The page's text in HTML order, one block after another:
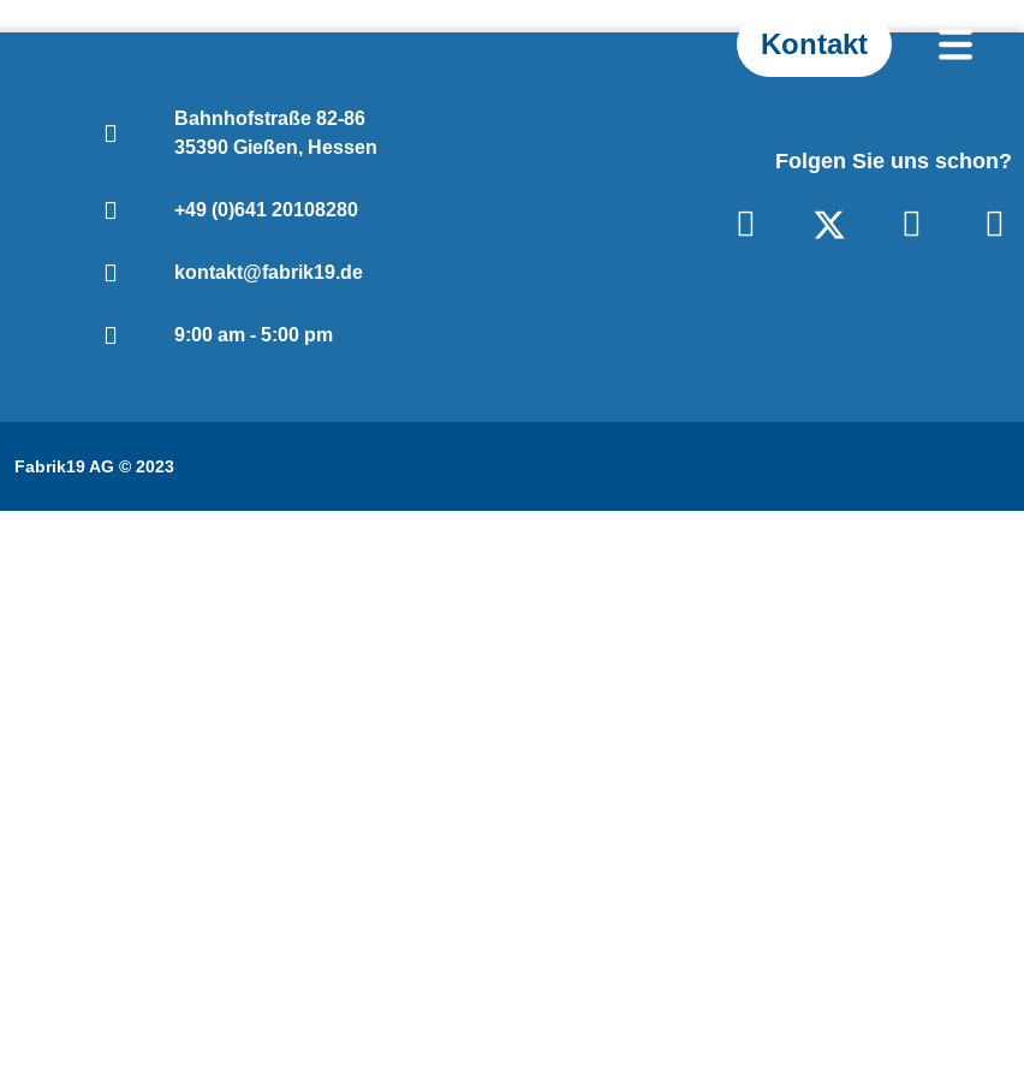
Kontakt
Bahnhofstraße 82-86
35390 Gießen, Hessen
+49 (0)641 20108280
kontakt@fabrik19.de
9:00 am - 5:00 pm
Folgen Sie uns schon?
Fabrik19 AG © 2023